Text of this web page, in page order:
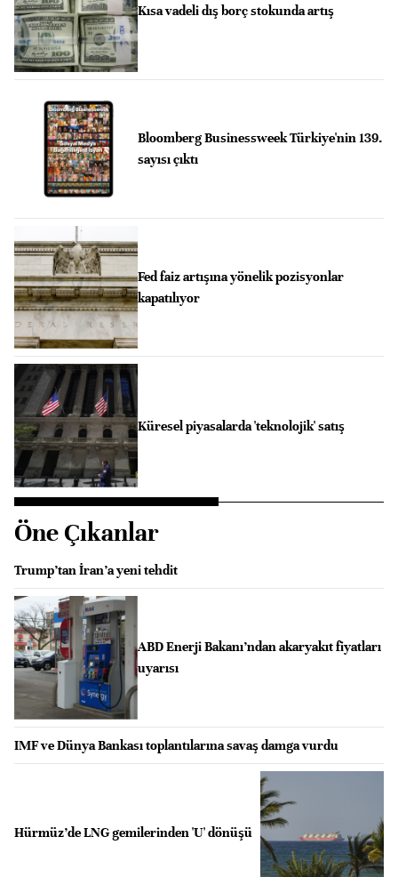
Kısa vadeli dış borç stokunda artış
Bloomberg Businessweek Türkiye'nin 139.
sayısı çıktı
Fed faiz artışına yönelik pozisyonlar
kapatılıyor
Küresel piyasalarda 'teknolojik' satış
Öne Çıkanlar
Trump’tan İran’a yeni tehdit
ABD Enerji Bakanı’ndan akaryakıt fiyatları
uyarısı
IMF ve Dünya Bankası toplantılarına savaş damga vurdu
Hürmüz’de LNG gemilerinden 'U' dönüşü